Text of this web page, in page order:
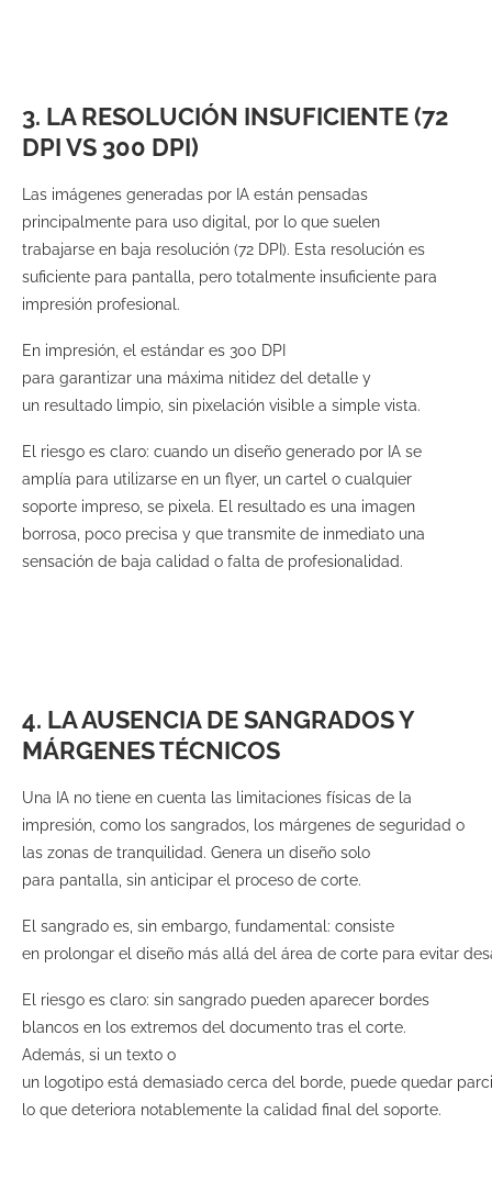
3. LA RESOLUCIÓN INSUFICIENTE (72
DPI VS 300 DPI)
Las imágenes generadas por IA están pensadas
principalmente para uso digital, por lo que suelen
trabajarse en baja resolución (72 DPI). Esta resolución es
suficiente para pantalla, pero totalmente insuficiente para
impresión profesional.
En impresión, el estándar es 300 DPI
para garantizar una máxima nitidez del detalle y
un resultado limpio, sin pixelación visible a simple vista.
El riesgo es claro: cuando un diseño generado por IA se
amplía para utilizarse en un flyer, un cartel o cualquier
soporte impreso, se pixela. El resultado es una imagen
borrosa, poco precisa y que transmite de inmediato una
sensación de baja calidad o falta de profesionalidad.
4. LA AUSENCIA DE SANGRADOS Y
MÁRGENES TÉCNICOS
Una IA no tiene en cuenta las limitaciones físicas de la
impresión, como los sangrados, los márgenes de seguridad o
las zonas de tranquilidad. Genera un diseño solo
para pantalla, sin anticipar el proceso de corte.
El sangrado es, sin embargo, fundamental: consiste
en prolongar el diseño más allá del área de corte para evitar
El riesgo es claro: sin sangrado pueden aparecer bordes
blancos en los extremos del documento tras el corte.
Además, si un texto o
un logotipo está demasiado cerca del borde, puede quedar
lo que deteriora notablemente la calidad final del soporte.